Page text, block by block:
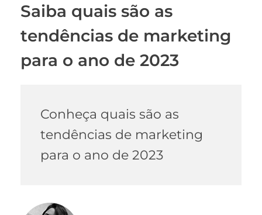
Saiba quais são as
tendências de marketing
para o ano de 2023
Conheça quais são as
tendências de marketing
para o ano de 2023